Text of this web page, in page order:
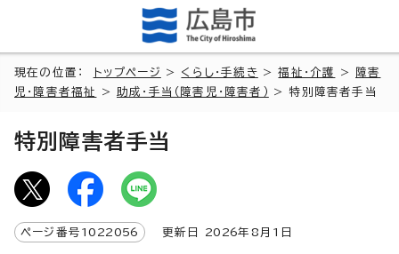
現在の位置： トップページ > くらし・手続き >福祉・介護 >
障害
児・障害者福祉
> 助成・手当（障害児・障害者） > 特別障害者手当
特別障害者手当
ページ番号 1022056 更新日 2026年8月1日